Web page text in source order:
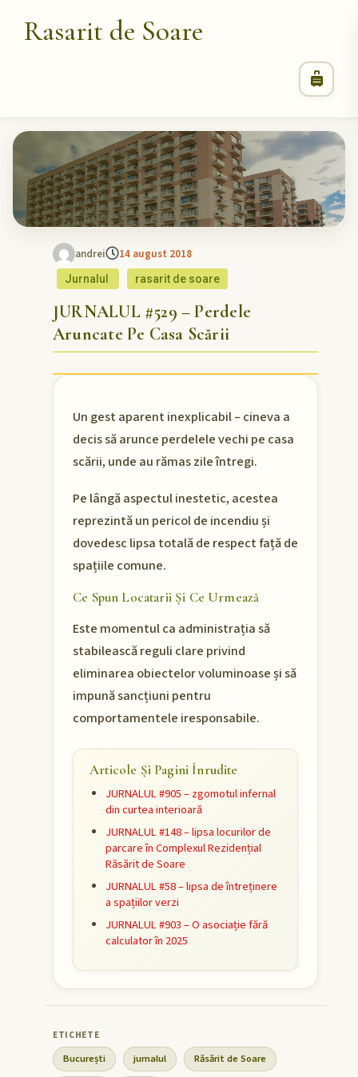
Rasarit de Soare
andrei 14 august 2018
Jurnalul rasarit de soare
JURNALUL #529 – Perdele
Aruncate Pe Casa Scării
Un gest aparent inexplicabil – cineva a
decis să arunce perdelele vechi pe casa
scării, unde au rămas zile întregi.
Pe lângă aspectul inestetic, acestea
reprezintă un pericol de incendiu și
dovedesc lipsa totală de respect față de
spațiile comune.
Ce Spun Locatarii Și Ce Urmează
Este momentul ca administrația să
stabilească reguli clare privind
eliminarea obiectelor voluminoase și să
impună sancțiuni pentru
comportamentele iresponsabile.
Articole Și Pagini Înrudite
JURNALUL #905 – zgomotul infernal
din curtea interioară
JURNALUL #148 – lipsa locurilor de
parcare în Complexul Rezidențial
Răsărit de Soare
JURNALUL #58 – lipsa de întreținere
a spațiilor verzi
JURNALUL #903 – O asociație fără
calculator în 2025
București jurnalul Răsărit de Soare